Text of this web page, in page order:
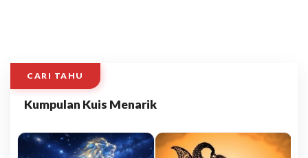
CARI TAHU
Kumpulan Kuis Menarik